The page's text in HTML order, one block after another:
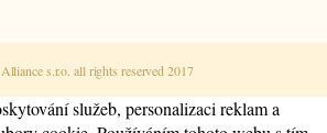
s.r.o. all rights reserved 2017
služeb, personalizaci reklam a